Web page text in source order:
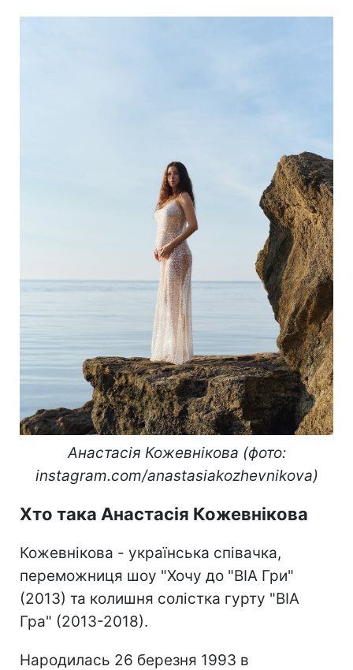
Анастасія Кожевнікова (фото:
instagram.com/anastasiakozhevnikova)
Хто така Анастасія Кожевнікова
Кожевнікова - українська співачка,
переможниця шоу "Хочу до "ВІА Гри"
(2013) та колишня солістка гурту "ВІА
Гра" (2013-2018).
Народилась 26 березня 1993 в